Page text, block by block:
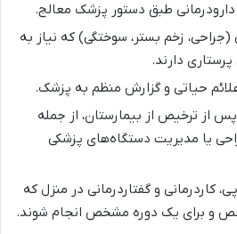
طبق دستور پزشک معالج.
زخم بستر، سوختگی) که نیاز به
دارند.
حیاتی و گزارش منظم به پزشک.
از ترخیص از بیمارستان، از جمله
یا مدیریت دستگاه‌های پزشکی
کاردرمانی و گفتاردرمانی در منزل که
و برای یک دوره مشخص انجام شوند.